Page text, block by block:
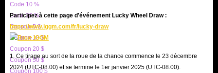
2. Déterminez la quantité de commande, cliquez sur 'ACHETER
MAINTENANT' ou 'AJOUTER AU PANIER' ;
3. Remplissez correctement les informations utilisateur et vérifiez ;
4. Sélectionnez un mode de livraison et remplissez-le clairement, comme
Code 10 %
Code 20 %
Coupon 5 $
Coupon 10 $
Coupon 20 $
Coupon 50 $
Coupon 100 $
Participez à cette page d'événement Lucky Wheel Draw :
https://www.iggm.com/fr/lucky-draw
1. Ce tirage au sort de la roue de la chance commence le 23 décembre
2024 (UTC-08:00) et se termine le 1er janvier 2025 (UTC-08:00).